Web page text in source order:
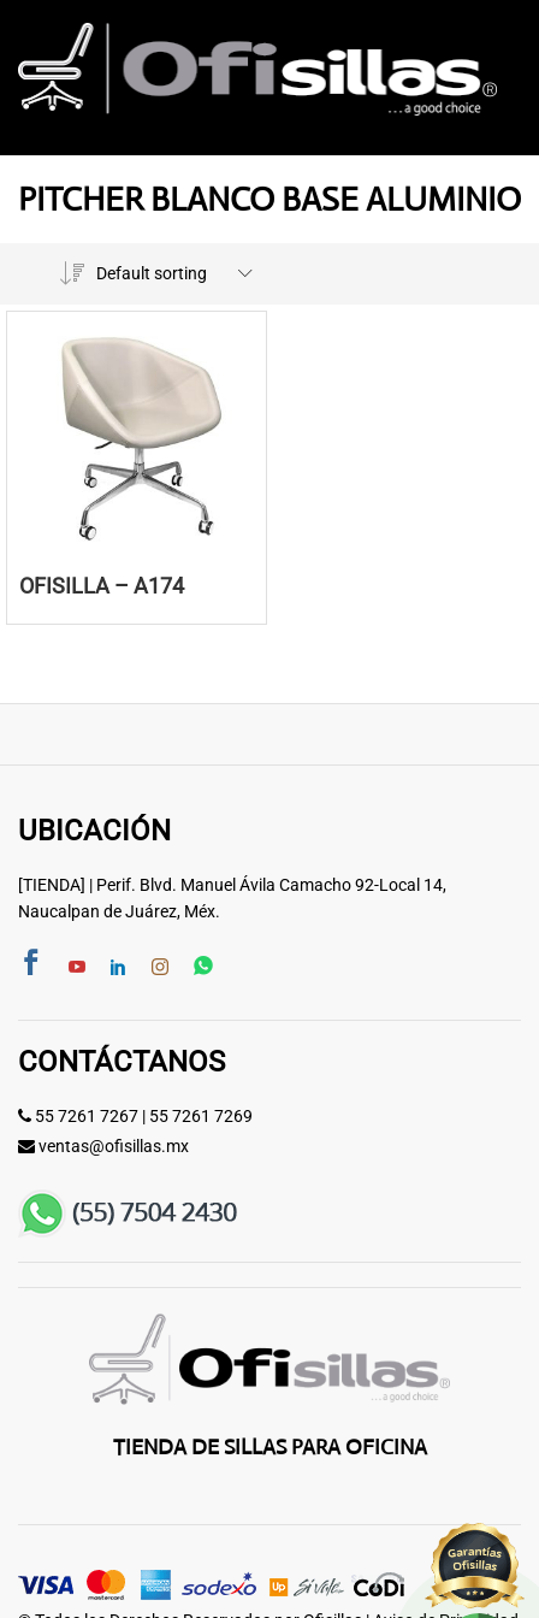
PITCHER BLANCO BASE ALUMINIO
Default sorting
OFISILLA – A174
UBICACIÓN
[TIENDA] | Perif. Blvd. Manuel Ávila Camacho 92-Local 14,
Naucalpan de Juárez, Méx.
CONTÁCTANOS
55 7261 7267 | 55 7261 7269
ventas@ofisillas.mx
TIENDA DE SILLAS PARA OFICINA